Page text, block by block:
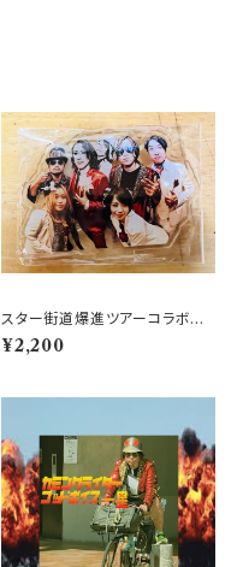
スター街道爆進ツアーコラボア
クスター
¥2,200